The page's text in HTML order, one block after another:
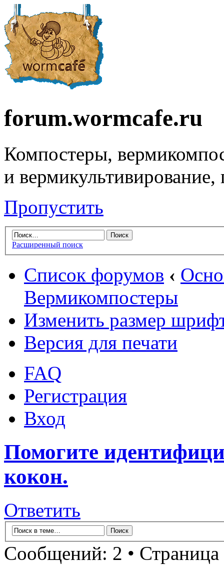
forum.wormcafe.ru
Компостеры,
и
Пропустить
Расширенный поиск
Список форумов ‹
Вермикомпостеры
Изменить размер
Версия для печати
FAQ
Регистрация
Вход
Помогите
кокон.
Ответить
Сообщений: 2 • Страница